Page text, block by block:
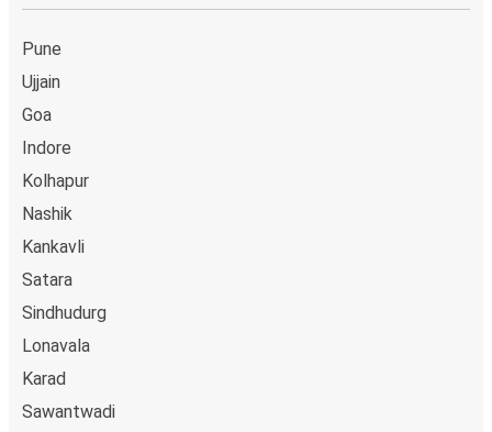
Pune
Ujjain
Goa
Indore
Kolhapur
Nashik
Kankavli
Satara
Sindhudurg
Lonavala
Karad
Sawantwadi